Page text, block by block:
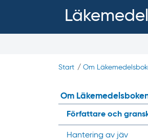
Start /Om
Om
Författare och
Hantering av jäv